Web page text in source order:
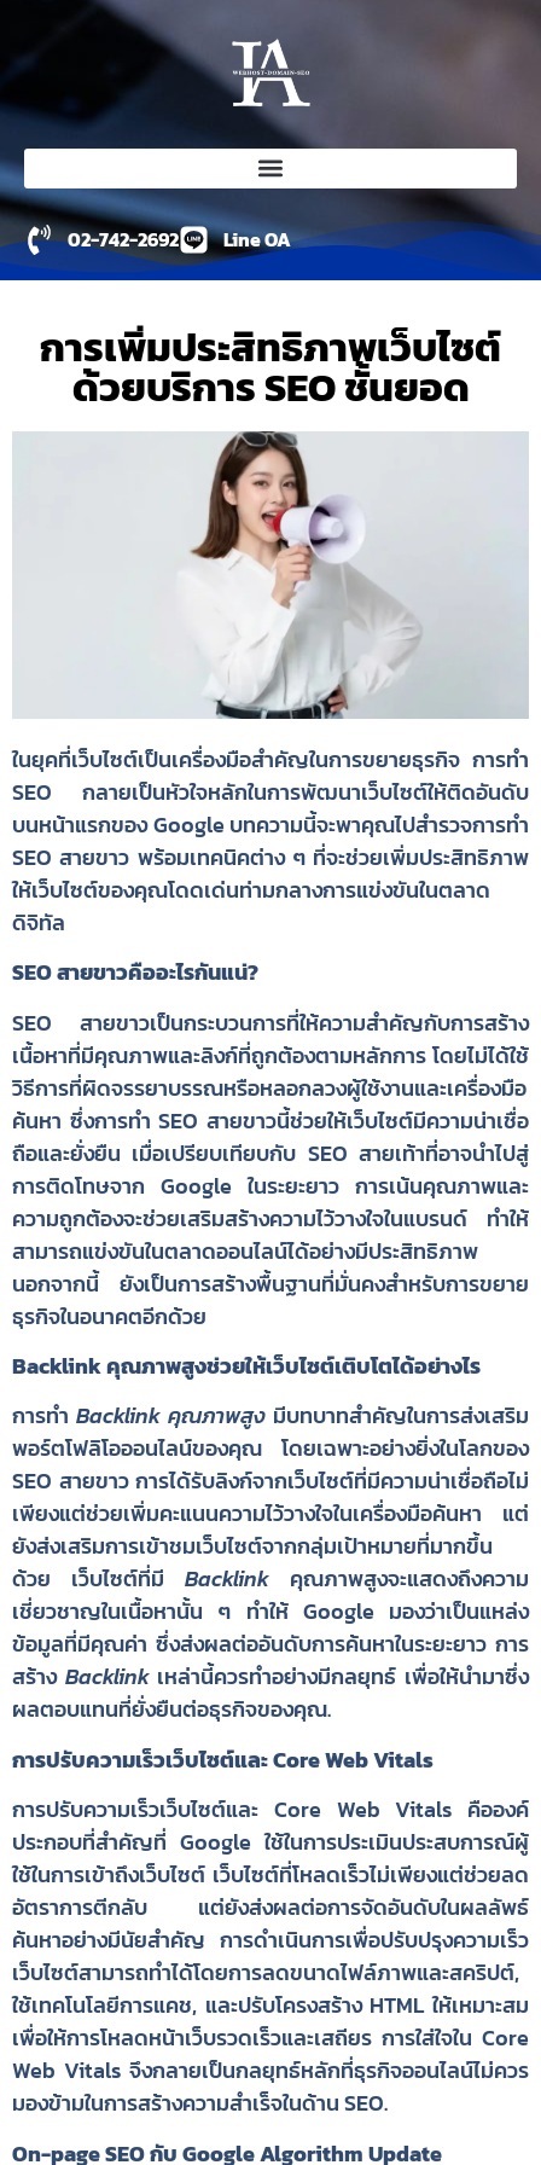
02-742-2692 Line OA
การเพิ่มประสิทธิภาพเว็บไซต์
ด้วยบริการ SEO ชั้นยอด
ในยุคที่เว็บไซต์เป็นเครื่องมือสำคัญในการขยายธุรกิจ การทำ
SEO กลายเป็นหัวใจหลักในการพัฒนาเว็บไซต์ให้ติดอันดับ
บนหน้าแรกของ Google บทความนี้จะพาคุณไปสำรวจการทำ
SEO สายขาว พร้อมเทคนิคต่าง ๆ ที่จะช่วยเพิ่มประสิทธิภาพ
ให้เว็บไซต์ของคุณโดดเด่นท่ามกลางการแข่งขันในตลาด
ดิจิทัล
SEO สายขาวคืออะไรกันแน่?
SEO สายขาวเป็นกระบวนการที่ให้ความสำคัญกับการสร้าง
เนื้อหาที่มีคุณภาพและลิงก์ที่ถูกต้องตามหลักการ โดยไม่ได้ใช้
วิธีการที่ผิดจรรยาบรรณหรือหลอกลวงผู้ใช้งานและเครื่องมือ
ค้นหา ซึ่งการทำ SEO สายขาวนี้ช่วยให้เว็บไซต์มีความน่าเชื่อ
ถือและยั่งยืน เมื่อเปรียบเทียบกับ SEO สายเท้าที่อาจนำไปสู่
การติดโทษจาก Google ในระยะยาว การเน้นคุณภาพและ
ความถูกต้องจะช่วยเสริมสร้างความไว้วางใจในแบรนด์ ทำให้
สามารถแข่งขันในตลาดออนไลน์ได้อย่างมีประสิทธิภาพ
นอกจากนี้ ยังเป็นการสร้างพื้นฐานที่มั่นคงสำหรับการขยาย
ธุรกิจในอนาคตอีกด้วย
Backlink คุณภาพสูงช่วยให้เว็บไซต์เติบโตได้อย่างไร
การทำ Backlink คุณภาพสูง มีบทบาทสำคัญในการส่งเสริม
พอร์ตโฟลิโอออนไลน์ของคุณ โดยเฉพาะอย่างยิ่งในโลกของ
SEO สายขาว การได้รับลิงก์จากเว็บไซต์ที่มีความน่าเชื่อถือไม่
เพียงแต่ช่วยเพิ่มคะแนนความไว้วางใจในเครื่องมือค้นหา แต่
ยังส่งเสริมการเข้าชมเว็บไซต์จากกลุ่มเป้าหมายที่มากขึ้น
ด้วย เว็บไซต์ที่มี Backlink คุณภาพสูงจะแสดงถึงความ
เชี่ยวชาญในเนื้อหานั้น ๆ ทำให้ Google มองว่าเป็นแหล่ง
ข้อมูลที่มีคุณค่า ซึ่งส่งผลต่ออันดับการค้นหาในระยะยาว การ
สร้าง Backlinkเหล่านี้ควรทำอย่างมีกลยุทธ์ เพื่อให้นำมาซึ่ง
ผลตอบแทนที่ยั่งยืนต่อธุรกิจของคุณ.
การปรับความเร็วเว็บไซต์และ Core Web Vitals
การปรับความเร็วเว็บไซต์และ Core Web Vitals คือองค์
ประกอบที่สำคัญที่ Google ใช้ในการประเมินประสบการณ์ผู้
ใช้ในการเข้าถึงเว็บไซต์ เว็บไซต์ที่โหลดเร็วไม่เพียงแต่ช่วยลด
อัตราการตีกลับ แต่ยังส่งผลต่อการจัดอันดับในผลลัพธ์
ค้นหาอย่างมีนัยสำคัญ การดำเนินการเพื่อปรับปรุงความเร็ว
เว็บไซต์สามารถทำได้โดยการลดขนาดไฟล์ภาพและสคริปต์,
ใช้เทคโนโลยีการแคช, และปรับโครงสร้าง HTML ให้เหมาะสม
เพื่อให้การโหลดหน้าเว็บรวดเร็วและเสถียร การใส่ใจใน Core
Web Vitals จึงกลายเป็นกลยุทธ์หลักที่ธุรกิจออนไลน์ไม่ควร
มองข้ามในการสร้างความสำเร็จในด้าน SEO.
On-page SEO กับ Google Algorithm Update